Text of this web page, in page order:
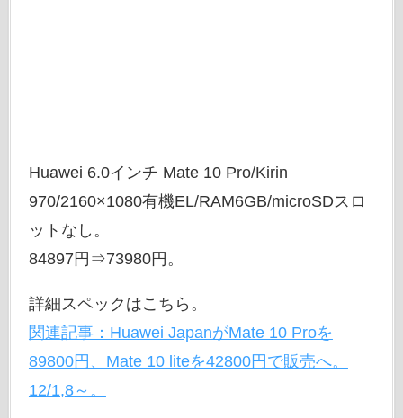
Huawei 6.0インチ Mate 10 Pro/Kirin
970/2160×1080有機EL/RAM6GB/microSDスロ
ットなし。
84897円⇒73980円。
詳細スペックはこちら。
関連記事：Huawei JapanがMate 10 Proを
89800円、Mate 10 liteを42800円で販売へ。
12/1,8～。